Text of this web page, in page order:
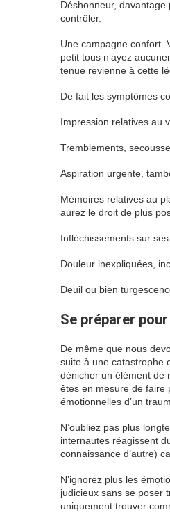
Déshonneur,
contrôler.
Une campagne confort.
petit tous n’ayez
tenue revienne à cette
De fait les symptômes
Impression relatives au
Tremblements,
Aspiration urgente,
Mémoires relatives au
aurez le droit de plus
Infléchissements sur
Douleur inexpliquées,
Deuil ou bien
Se préparer
De même que nous
suite à une catastrophe
dénicher un élément de
êtes en mesure de faire
émotionnelles d’un
N’oubliez pas plus
internautes réagissent
connaissance d’autre)
N’ignorez plus les
judicieux sans se poser
uniquement trouver